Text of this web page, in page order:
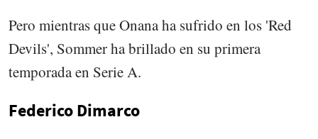
Pero mientras que Onana ha sufrido en los 'Red
Devils', Sommer ha brillado en su primera
temporada en Serie A.
Federico Dimarco